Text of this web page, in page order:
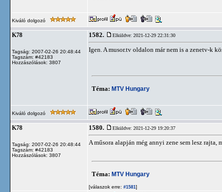
Kiváló dolgozó
K78
Tagság: 2007-02-26 20:48:44
Tagszám: #42183
Hozzászólások: 3807
1582. Elküldve: 2021-12-29 22:31:30
Igen. A musor.tv oldalon már nem is a zenetv-k
Téma: MTV Hungary
Kiváló dolgozó
K78
Tagság: 2007-02-26 20:48:44
Tagszám: #42183
Hozzászólások: 3807
1580. Elküldve: 2021-12-29 19:20:37
A műsora alapján még annyi zene sem lesz
Téma: MTV Hungary
[válaszok erre: #1581]